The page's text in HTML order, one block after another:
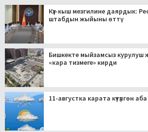
Күз-кыш мезгилине даярдык:
штабдын жыйыны өттү
Бишкекте мыйзамсыз курулуш
«кара тизмеге» кирди
11-августка карата күтүлгөн